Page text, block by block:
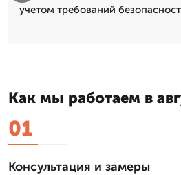
учетом требований
Как мы работаем в
01
Консультация и замеры